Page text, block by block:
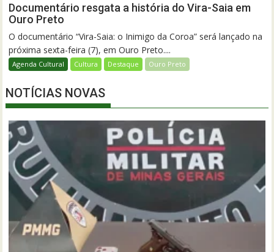
Documentário resgata a história do Vira-Saia em
Ouro Preto
O documentário “Vira-Saia: o Inimigo da Coroa” será lançado na
próxima sexta-feira (7), em Ouro Preto....
Agenda Cultural Cultura Destaque Ouro Preto
NOTÍCIAS NOVAS